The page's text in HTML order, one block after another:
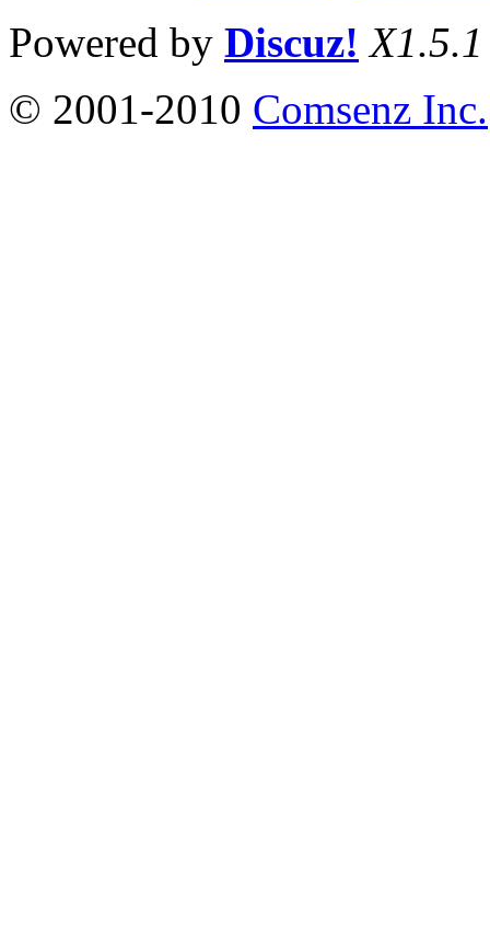
Powered by Discuz! X1.5.1
© 2001-2010 Comsenz Inc.